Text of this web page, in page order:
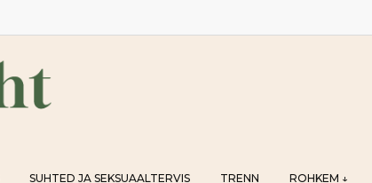
SUHTED JA SEKSUAALTERVIS TRENN ROHKEM ↓